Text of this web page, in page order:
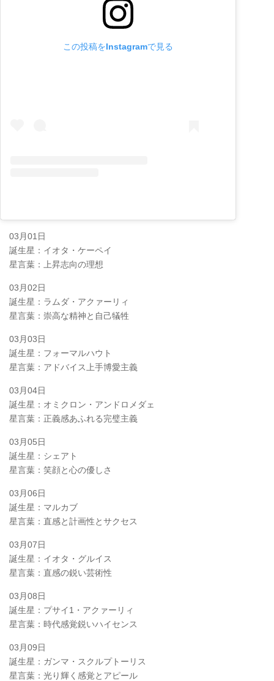
この投稿をInstagramで見る
03月01日
誕生星：イオタ・ケーペイ
星言葉：上昇志向の理想
03月02日
誕生星：ラムダ・アクァーリィ
星言葉：崇高な精神と自己犠牲
03月03日
誕生星：フォーマルハウト
星言葉：アドバイス上手博愛主義
03月04日
誕生星：オミクロン・アンドロメダェ
星言葉：正義感あふれる完璧主義
03月05日
誕生星：シェアト
星言葉：笑顔と心の優しさ
03月06日
誕生星：マルカブ
星言葉：直感と計画性とサクセス
03月07日
誕生星：イオタ・グルイス
星言葉：直感の鋭い芸術性
03月08日
誕生星：プサイ1・アクァーリィ
星言葉：時代感覚鋭いハイセンス
03月09日
誕生星：ガンマ・スクルプトーリス
星言葉：光り輝く感覚とアピール